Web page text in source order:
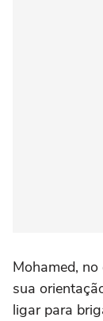
Mohamed,
sua
ligar para